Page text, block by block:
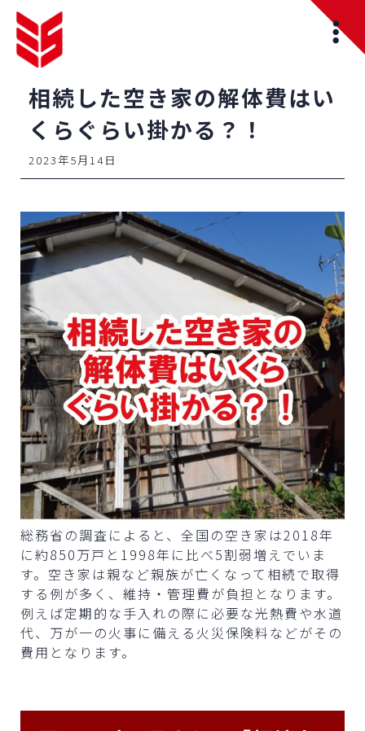
相続した空き家の解体費はい
くらぐらい掛かる？！
2023年5月14日
総務省の調査によると、全国の空き家は2018年
に約850万戸と1998年に比べ5割弱増えでいま
す。空き家は親など親族が亡くなって相続で取得
する例が多く、維持・管理費が負担となります。
例えば定期的な手入れの際に必要な光熱費や水道
代、万が一の火事に備える火災保険料などがその
費用となります。